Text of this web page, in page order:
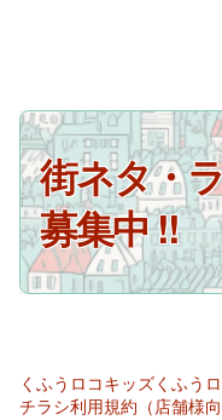
街ネタ・
募集中 !!
くふうロコキッズくふう
チラシ利用規約（店舗様向